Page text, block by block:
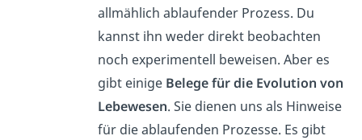
allmählich ablaufender Prozess. Du
kannst ihn weder direkt beobachten
noch experimentell beweisen. Aber es
gibt einige Belege für die Evolution von
Lebewesen. Sie dienen uns als Hinweise
für die ablaufenden Prozesse. Es gibt